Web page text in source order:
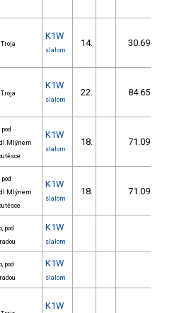
K1W
slalom
14. 30.69
K1W
slalom
22. 84.65
pod
K1W
slalom
18. 71.09
pod
K1W
slalom
18. 71.09
pod
K1W
slalom
pod
K1W
slalom
K1W